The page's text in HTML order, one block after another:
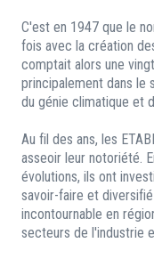
C'est en 1947 que le
fois avec la création
comptait alors une
principalement dans le
du génie climatique et
Au fil des ans, les
asseoir leur notoriété.
évolutions, ils ont
savoir-faire et
incontournable en
secteurs de l'industrie